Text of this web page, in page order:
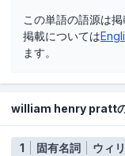
この単語の語源は掲
掲載については
ます。
william henry prattの
1 固有名詞 ウィ